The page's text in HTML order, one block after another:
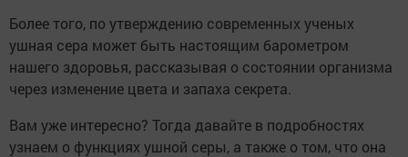
Более того, по утверждению современных ученых
ушная сера может быть настоящим барометром
нашего здоровья, рассказывая о состоянии организма
через изменение цвета и запаха секрета.
Вам уже интересно? Тогда давайте в подробностях
узнаем о функциях ушной серы, а также о том, что она